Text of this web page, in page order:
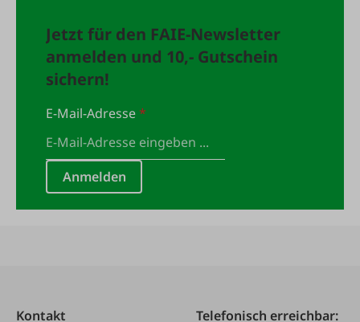
Jetzt für den FAIE-Newsletter
anmelden und 10,- Gutschein
sichern!
E-Mail-Adresse*
Anmelden
Kontakt Telefonisch erreichbar: